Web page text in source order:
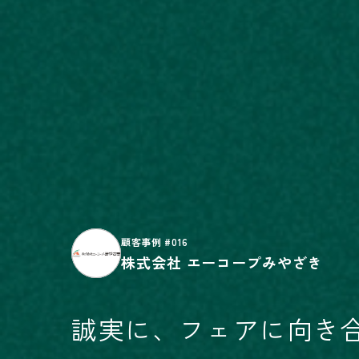
顧客事例 #016
株式会社 エーコープみやざき
誠実に、フェアに向き